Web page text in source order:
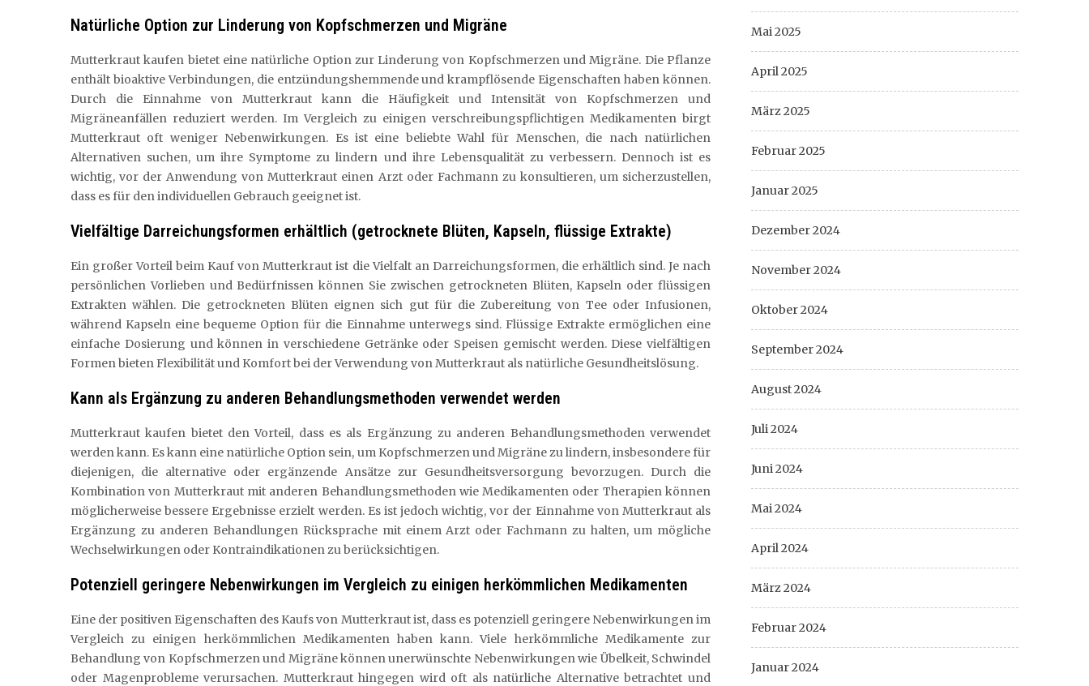
Natürliche Option zur Linderung von Kopfschmerzen und Migräne
Mutterkraut kaufen bietet eine natürliche Option zur Linderung von Kopfschmerzen und Migräne. Die Pflanze
enthält bioaktive Verbindungen, die entzündungshemmende und krampflösende Eigenschaften haben können.
Durch die Einnahme von Mutterkraut kann die Häufigkeit und Intensität von Kopfschmerzen und
Migräneanfällen reduziert werden. Im Vergleich zu einigen verschreibungspflichtigen Medikamenten birgt
Mutterkraut oft weniger Nebenwirkungen. Es ist eine beliebte Wahl für Menschen, die nach natürlichen
Alternativen suchen, um ihre Symptome zu lindern und ihre Lebensqualität zu verbessern. Dennoch ist es
wichtig, vor der Anwendung von Mutterkraut einen Arzt oder Fachmann zu konsultieren, um sicherzustellen,
dass es für den individuellen Gebrauch geeignet ist.
Vielfältige Darreichungsformen erhältlich (getrocknete Blüten, Kapseln, flüssige Extrakte)
Ein großer Vorteil beim Kauf von Mutterkraut ist die Vielfalt an Darreichungsformen, die erhältlich sind. Je nach
persönlichen Vorlieben und Bedürfnissen können Sie zwischen getrockneten Blüten, Kapseln oder flüssigen
Extrakten wählen. Die getrockneten Blüten eignen sich gut für die Zubereitung von Tee oder Infusionen,
während Kapseln eine bequeme Option für die Einnahme unterwegs sind. Flüssige Extrakte ermöglichen eine
einfache Dosierung und können in verschiedene Getränke oder Speisen gemischt werden. Diese vielfältigen
Formen bieten Flexibilität und Komfort bei der Verwendung von Mutterkraut als natürliche Gesundheitslösung.
Kann als Ergänzung zu anderen Behandlungsmethoden verwendet werden
Mutterkraut kaufen bietet den Vorteil, dass es als Ergänzung zu anderen Behandlungsmethoden verwendet
werden kann. Es kann eine natürliche Option sein, um Kopfschmerzen und Migräne zu lindern, insbesondere für
diejenigen, die alternative oder ergänzende Ansätze zur Gesundheitsversorgung bevorzugen. Durch die
Kombination von Mutterkraut mit anderen Behandlungsmethoden wie Medikamenten oder Therapien können
möglicherweise bessere Ergebnisse erzielt werden. Es ist jedoch wichtig, vor der Einnahme von Mutterkraut als
Ergänzung zu anderen Behandlungen Rücksprache mit einem Arzt oder Fachmann zu halten, um mögliche
Wechselwirkungen oder Kontraindikationen zu berücksichtigen.
Potenziell geringere Nebenwirkungen im Vergleich zu einigen herkömmlichen Medikamenten
Eine der positiven Eigenschaften des Kaufs von Mutterkraut ist, dass es potenziell geringere Nebenwirkungen im
Vergleich zu einigen herkömmlichen Medikamenten haben kann. Viele herkömmliche Medikamente zur
Behandlung von Kopfschmerzen und Migräne können unerwünschte Nebenwirkungen wie Übelkeit, Schwindel
oder Magenprobleme verursachen. Mutterkraut hingegen wird oft als natürliche Alternative betrachtet und
Mai 2025
April 2025
März 2025
Februar 2025
Januar 2025
Dezember 2024
November 2024
Oktober 2024
September 2024
August 2024
Juli 2024
Juni 2024
Mai 2024
April 2024
März 2024
Februar 2024
Januar 2024